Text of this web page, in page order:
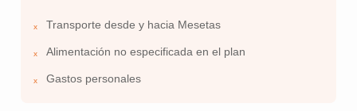
Transporte desde y hacia Mesetas
Alimentación no especificada en el plan
Gastos personales